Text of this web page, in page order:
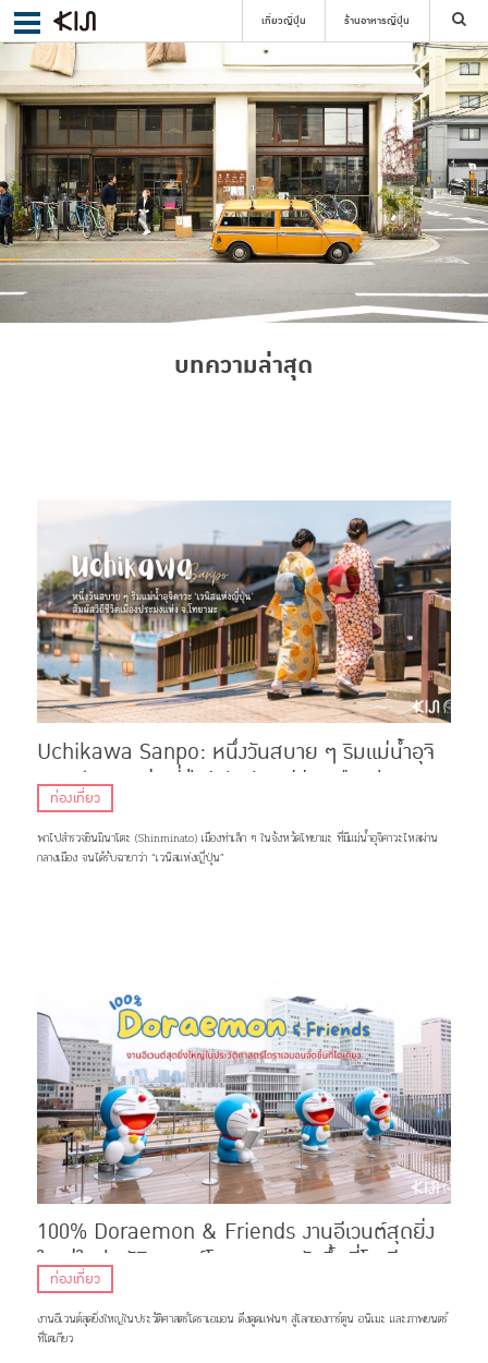
เที่ยวญี่ปุ่น ร้านอาหารญี่ปุ่น
ค้นหา
เลือกย่าน
บทความล่าสุด
Uchikawa Sanpo: หนึ่งวันสบาย ๆ ริมแม่น้ำอุจิ
คาวะ ‘เวนิสแห่งญี่ปุ่น’ สัมผัสวิถีชีวิตเมืองประมง
แห่ง จ.โทยามะ
ท่องเที่ยว
พาไปสำรวจชินมินาโตะ (Shinminato) เมืองท่าเล็ก ๆ ในจังหวัดโทยามะ ที่มีแม่น้ำอุจิคาวะไหลผ่าน
กลางเมือง จนได้รับฉายาว่า “เวนิสแห่งญี่ปุ่น”
100% Doraemon & Friends งานอีเวนต์สุดยิ่ง
ใหญ่ในประวัติศาสตร์โดราเอมอนจัดขึ้นที่โตเกียว
ท่องเที่ยว
งานอีเวนต์สุดยิ่งใหญ่ในประวัติศาสตร์โดราเอมอน ดึงดูดแฟนๆ สู่โลกของการ์ตูน อนิเมะ และภาพยนตร์
ที่โตเกียว